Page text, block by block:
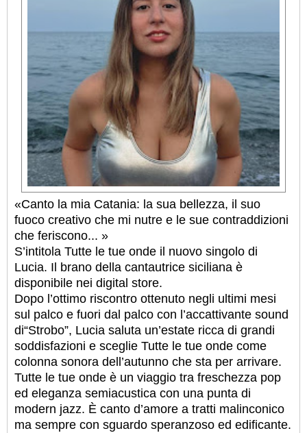
«Canto la mia Catania: la sua bellezza, il suo
fuoco creativo che mi nutre e le sue contraddizioni
che feriscono... »
S’intitola Tutte le tue onde il nuovo singolo di
Lucia. Il brano della cantautrice siciliana è
disponibile nei digital store.
Dopo l’ottimo riscontro ottenuto negli ultimi mesi
sul palco e fuori dal palco con l’accattivante sound
di“Strobo”, Lucia saluta un’estate ricca di grandi
soddisfazioni e sceglie Tutte le tue onde come
colonna sonora dell’autunno che sta per arrivare.
Tutte le tue onde è un viaggio tra freschezza pop
ed eleganza semiacustica con una punta di
modern jazz. È canto d’amore a tratti malinconico
ma sempre con sguardo speranzoso ed edificante.